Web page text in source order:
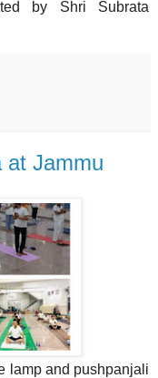
by Shri Subrata
at Jammu
lamp and pushpanjali